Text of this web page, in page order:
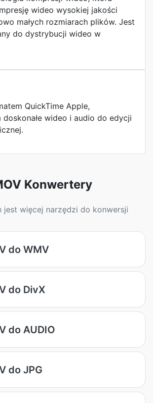
wideo wysokiej jakości
małych rozmiarach plików. Jest
do dystrybucji wideo w
QuickTime Apple,
doskonałe wideo i audio do edycji
Konwertery
jest więcej narzędzi do konwersji
do WMV
do DivX
do AUDIO
do JPG